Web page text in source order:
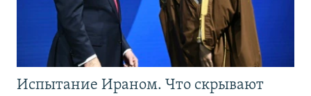
Испытание Ираном. Что скрывают